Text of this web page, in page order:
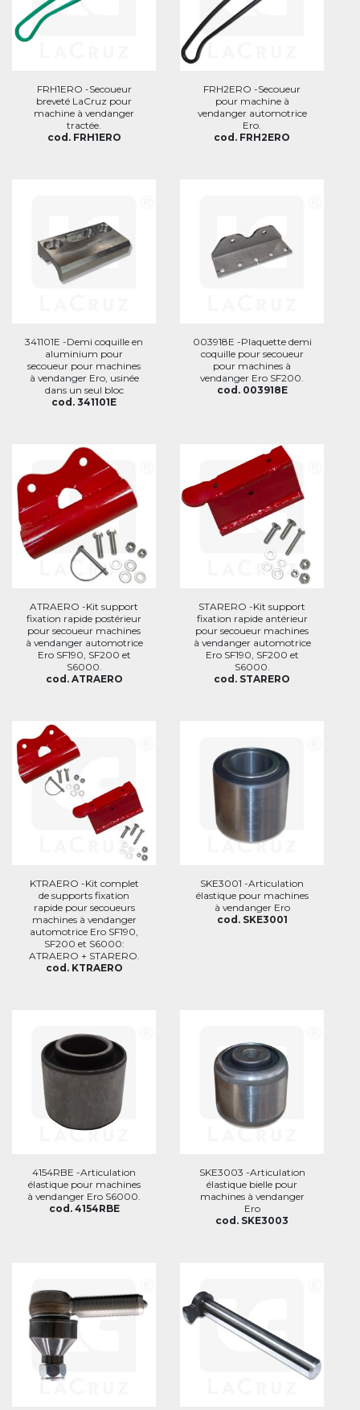
FRH1ERO -Secoueur
breveté LaCruz pour
machine à vendanger
tractée.
cod. FRH1ERO
FRH2ERO -Secoueur
pour machine à
vendanger automotrice
Ero.
cod. FRH2ERO
341101E -Demi coquille en
aluminium pour
secoueur pour machines
à vendanger Ero, usinée
dans un seul bloc
cod. 341101E
003918E -Plaquette demi
coquille pour secoueur
pour machines à
vendanger Ero SF200.
cod. 003918E
ATRAERO -Kit support
fixation rapide postérieur
pour secoueur machines
à vendanger automotrice
Ero SF190, SF200 et
S6000.
cod. ATRAERO
STARERO -Kit support
fixation rapide antérieur
pour secoueur machines
à vendanger automotrice
Ero SF190, SF200 et
S6000.
cod. STARERO
KTRAERO -Kit complet
de supports fixation
rapide pour secoueurs
machines à vendanger
automotrice Ero SF190,
SF200 et S6000:
ATRAERO + STARERO.
cod. KTRAERO
SKE3001 -Articulation
élastique pour machines
à vendanger Ero
cod. SKE3001
4154RBE -Articulation
élastique pour machines
à vendanger Ero S6000.
cod. 4154RBE
SKE3003 -Articulation
élastique bielle pour
machines à vendanger
Ero
cod. SKE3003